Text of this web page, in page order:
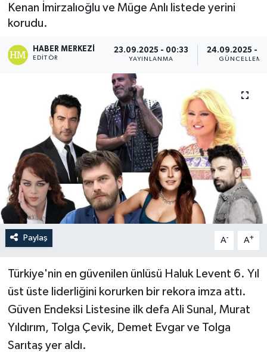
Kenan İmirzalıoğlu ve Müge Anlı listede yerini
korudu.
HABER MERKEZI
EDITÖR
23.09.2025 - 00:33
YAYINLANMA
24.09.2025 -
GÜNCELLEME
Paylaş A- A+
Türkiye'nin en güvenilen ünlüsü Haluk Levent 6. Yıl
üst üste liderliğini korurken bir rekora imza attı.
Güven Endeksi Listesine ilk defa Ali Sunal, Murat
Yıldırım, Tolga Çevik, Demet Evgar ve Tolga
Sarıtaş yer aldı.
Haber Arşivi